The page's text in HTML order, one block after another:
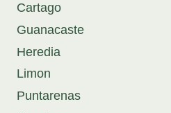
Cartago
Guanacaste
Heredia
Limon
Puntarenas